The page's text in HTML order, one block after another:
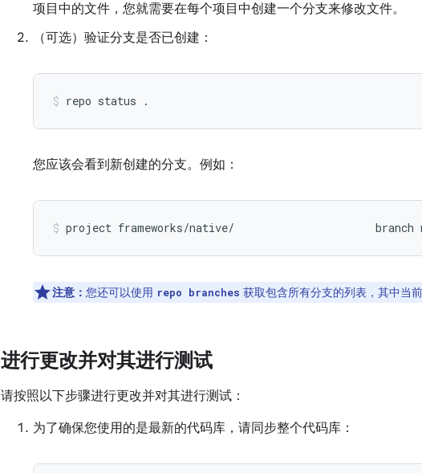
项目中的文件，您就需要在每个项目中创建一个分支来修改文件。
（可选）验证分支是否已创建：
repo status .
您应该会看到新创建的分支。例如：
project frameworks/native/ branch
注意： 您还可以使用 repo branches 获取包含所有分支的列表，其中当
进行更改并对其进行测试
请按照以下步骤进行更改并对其进行测试：
为了确保您使用的是最新的代码库，请同步整个代码库：